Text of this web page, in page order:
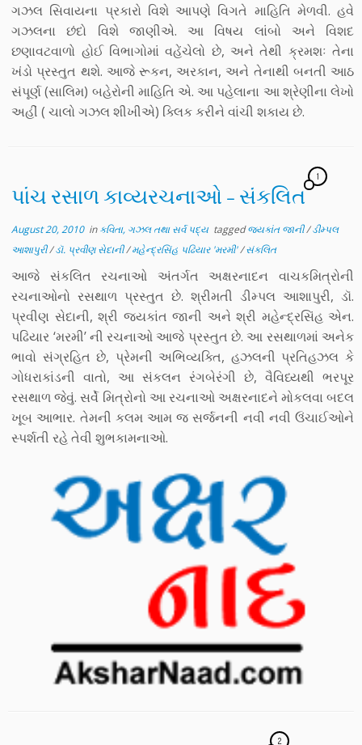
ગઝલ સિવાયના પ્રકારો વિશે આપણે વિગતે માહિતિ મેળવી. હવે
ગઝલના છંદો વિશે જાણીએ. આ વિષય લાંબો અને વિશદ
છણાવટવાળો હોઈ વિભાગોમાં વહેંચેલો છે, અને તેથી ક્રમશઃ તેના
ખંડો પ્રસ્તુત થશે. આજે રૂકન, અરકાન, અને તેનાથી બનતી આઠ
સંપૂર્ણ (સાલિમ) બહેરોની માહિતિ એ. આ પહેલાના આ શ્રેણીના લેખો
અહીં ( ચાલો ગઝલ શીખીએ) ક્લિક કરીને વાંચી શકાય છે.
પાંચ રસાળ કાવ્યરચનાઓ – સંકલિત
1
August 20, 2010inકવિતા, ગઝલ તથા સર્વ પદ્ય taggedજયકાંત જાની/ડીમ્પલ
આશાપુરી/ડૉ. પ્રવીણ સેદાની/મહેન્દ્રસિંહ પઢિયાર 'મરમી'/સંકલિત
આજે સંકલિત રચનાઓ અંતર્ગત અક્ષરનાદન વાચકમિત્રોની
રચનાઓનો રસથાળ પ્રસ્તુત છે. શ્રીમતી ડીમ્પલ આશાપુરી, ડૉ.
પ્રવીણ સેદાની, શ્રી જયકાંત જાની અને શ્રી મહેન્દ્રસિંહ એન.
પઢિયાર ‘મરમી’ ની રચનાઓ આજે પ્રસ્તુત છે. આ રસથાળમાં અનેક
ભાવો સંગ્રહિત છે, પ્રેમની અભિવ્યક્તિ, હઝલની પ્રતિહઝલ કે
ગોધરાકાંડની વાતો, આ સંકલન રંગબેરંગી છે, વૈવિધ્યથી ભરપૂર
રસથાળ જેવું. સર્વે મિત્રોનો આ રચનાઓ અક્ષરનાદને મોકલવા બદલ
ખૂબ આભાર. તેમની કલમ આમ જ સર્જનની નવી નવી ઉંચાઈઓને
સ્પર્શતી રહે તેવી શુભકામનાઓ.
2